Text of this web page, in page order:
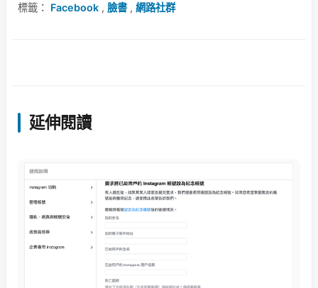
標籤： Facebook , 臉書, 網路社群
延伸閱讀